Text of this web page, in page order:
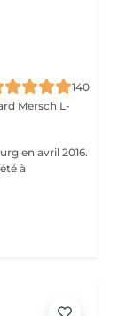
140
Mersch L-
en avril 2016.
à